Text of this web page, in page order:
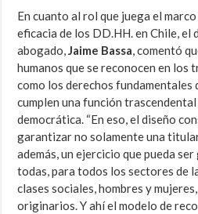
En cuanto al rol que juega el
eficacia de los DD.HH. en Chile, el
abogado,Jaime Bassa, comentó
humanos que se reconocen en
como los derechos
cumplen una función
democrática. “En eso, el diseño
garantizar no solamente una
además, un ejercicio que pueda
todas, para todos los sectores de
clases sociales, hombres y
originarios. Y ahí el modelo de